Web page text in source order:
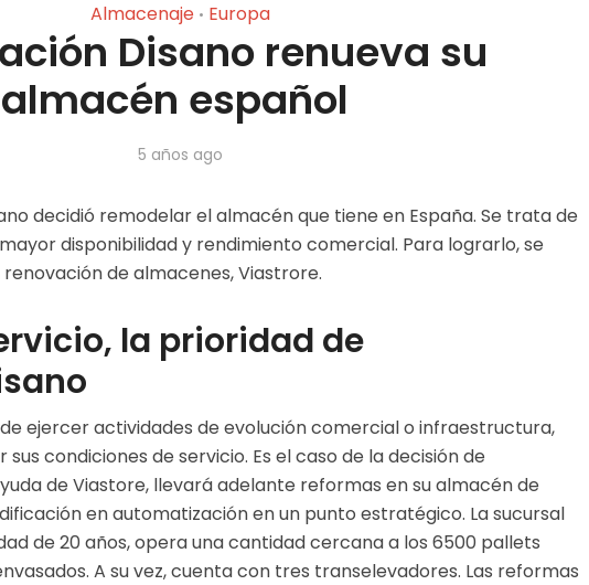
Almacenaje • Europa
Disano renueva su
almacén español
5 años ago
decidió remodelar el almacén que tiene en España. Se trata de
disponibilidad y rendimiento comercial. Para lograrlo, se
de almacenes, Viastrore.
la prioridad de
ejercer actividades de evolución comercial o infraestructura,
condiciones de servicio. Es el caso de la decisión de
de Viastore, llevará adelante reformas en su almacén de
en automatización en un punto estratégico. La sucursal
de 20 años, opera una cantidad cercana a los 6500 pallets
A su vez, cuenta con tres transelevadores. Las reformas